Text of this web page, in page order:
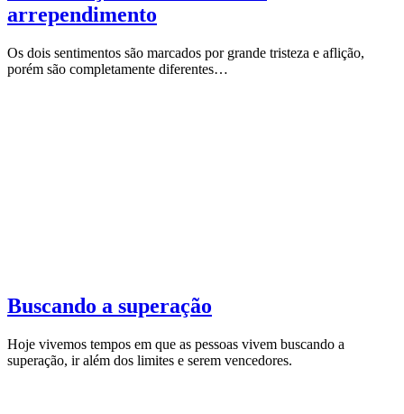
arrependimento
Os dois sentimentos são marcados por grande tristeza e aflição,
porém são completamente diferentes…
Buscando a superação
Hoje vivemos tempos em que as pessoas vivem buscando a
superação, ir além dos limites e serem vencedores.